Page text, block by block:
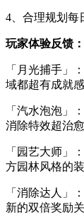
4、合理规划每
玩家体验反馈：
「月光捕手」
域都超有成就感
「汽水泡泡」
消除特效超治愈
「园艺大师」
方园林风格的
「消除达人」
新的双倍奖励